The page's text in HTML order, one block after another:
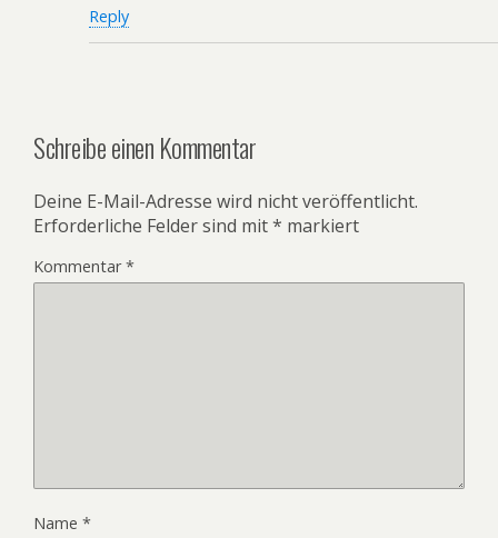
Reply
Schreibe einen Kommentar
Deine E-Mail-Adresse wird nicht veröffentlicht.
Erforderliche Felder sind mit* markiert
Kommentar*
Name *